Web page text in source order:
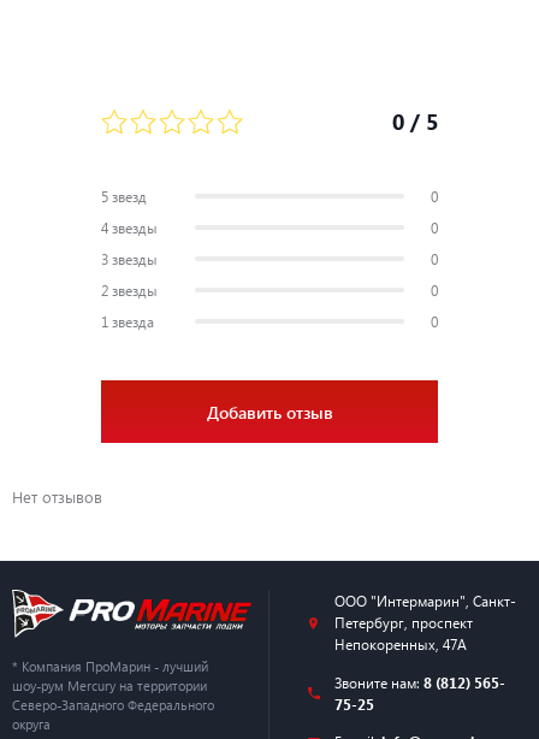
0 / 5
5 звезд
0
4 звезды
0
3 звезды
0
2 звезды
0
1 звезда
0
Добавить отзыв
Нет отзывов
* Компания ПроМарин - лучший
шоу-рум Mercury на территории
Северо-Западного Федерального
округа
ООО "Интермарин" Санкт-
Петербург, проспект
Непокоренных, 47А
Звоните нам: 8 (812) 565-
75-25